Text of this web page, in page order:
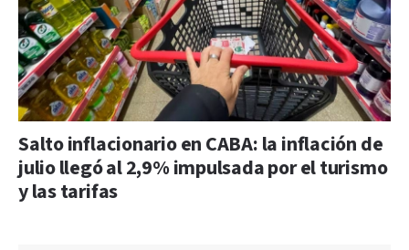
Salto inflacionario en CABA: la inflación de
julio llegó al 2,9% impulsada por el turismo
y las tarifas